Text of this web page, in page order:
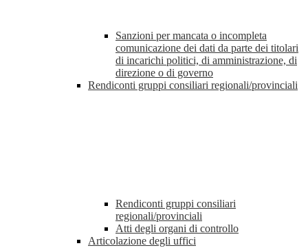
Sanzioni per mancata o incompleta
comunicazione dei dati da parte dei titolari
di incarichi politici, di amministrazione, di
direzione o di governo
Rendiconti gruppi consiliari regionali/provinciali
Rendiconti gruppi consiliari
regionali/provinciali
Atti degli organi di controllo
Articolazione degli uffici